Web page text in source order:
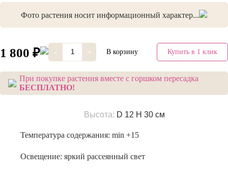
Фото растения носит информационный характер...
1 800 ₽ - + В корзину Купить в 1 клик
При покупке растения вместе с горшком пересадка
БЕСПЛАТНО!
Высота: D 12 H 30 см
Температура содержания: min +15
Освещение: яркий рассеянный свет